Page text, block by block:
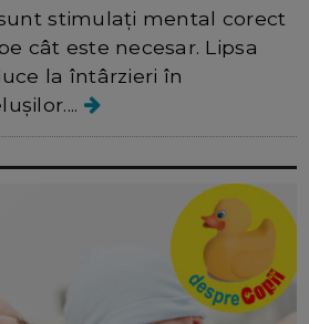
stimulați mental corect
cât este necesar. Lipsa
la întârzieri în